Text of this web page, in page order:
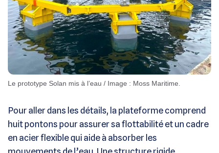
Le prototype Solan mis à l’eau / Image : Moss Maritime.
Pour aller dans les détails, la plateforme comprend
huit pontons pour assurer sa flottabilité et un cadre
en acier flexible qui aide à absorber les